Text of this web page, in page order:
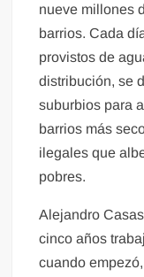
nueve millones
barrios. Cada
provistos de
distribución, se
suburbios para
barrios más
ilegales que
pobres.
Alejandro
cinco años
cuando